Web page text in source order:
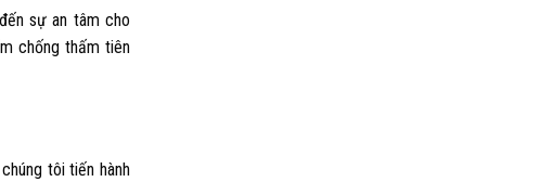
sự an tâm cho
chống thấm tiên
tôi tiến hành